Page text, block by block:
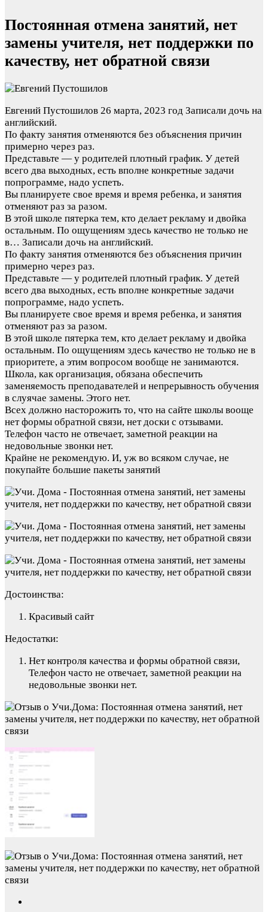
Постоянная отмена занятий, нет
замены учителя, нет поддержки по
качеству, нет обратной связи
Евгений Пустошилов 26 марта, 2023 год Записали дочь на
английский.
По факту занятия отменяются без объяснения причин
примерно через раз.
Представьте — у родителей плотный график. У детей
всего два выходных, есть вполне конкретные задачи
попрограмме, надо успеть.
Вы планируете свое время и время ребенка, и занятия
отменяют раз за разом.
В этой школе пятерка тем, кто делает рекламу и двойка
остальным. По ощущениям здесь качество не только не
в… Записали дочь на английский.
По факту занятия отменяются без объяснения причин
примерно через раз.
Представьте — у родителей плотный график. У детей
всего два выходных, есть вполне конкретные задачи
попрограмме, надо успеть.
Вы планируете свое время и время ребенка, и занятия
отменяют раз за разом.
В этой школе пятерка тем, кто делает рекламу и двойка
остальным. По ощущениям здесь качество не только не в
приоритете, а этим вопросом вообще не занимаются.
Школа, как организация, обязана обеспечить
заменяемость преподавателей и непрерывность обучения
в слуячае замены. Этого нет.
Всех должно насторожить то, что на сайте школы вооще
нет формы обратной связи, нет доски с отзывами.
Телефон часто не отвечает, заметной реакции на
недовольные звонки нет.
Крайне не рекомендую. И, уж во всяком случае, не
покупайте большие пакеты занятий
Достоинства:
Красивый сайт
Недостатки:
Нет контроля качества и формы обратной связи,
Телефон часто не отвечает, заметной реакции на
недовольные звонки нет.